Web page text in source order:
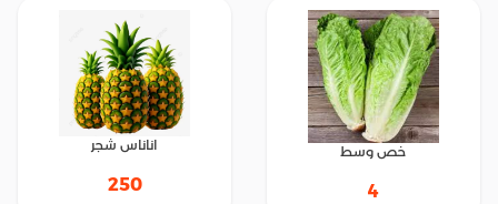
خص وسط
4
اناناس شجر
250